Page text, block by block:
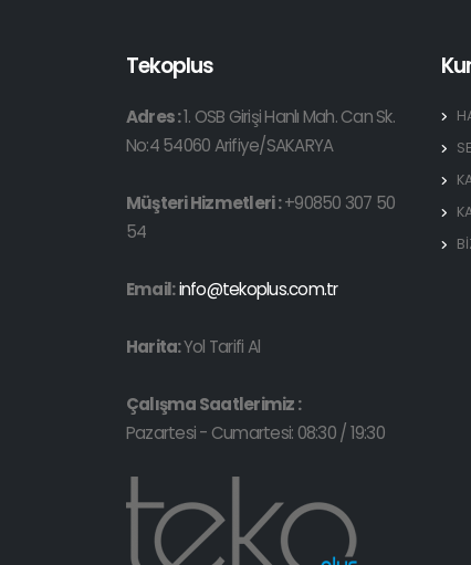
Tekoplus
Adres :1. OSB Girişi Hanlı Mah. Can Sk.
No:4 54060 Arifiye/SAKARYA
Müşteri Hizmetleri :+90850 307 50
54
Email:info@tekoplus.com.tr
Harita:Yol Tarifi Al
Çalışma Saatlerimiz :
Pazartesi - Cumartesi: 08:30 / 19:30